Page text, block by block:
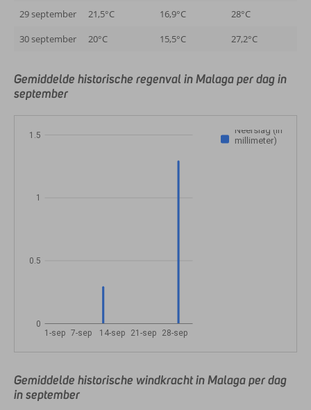
29 september
21,5°C 16,9°C
28°C
30 september
20°C 15,5°C 27,2°C
Gemiddelde historische regenval in Malaga per dag in
september
Neerslag (in
millimeter)
1-sep 7-sep 14-sep 21-sep 28-sep
0
0.5
1
1.5
Gemiddelde historische windkracht in Malaga per dag
in september